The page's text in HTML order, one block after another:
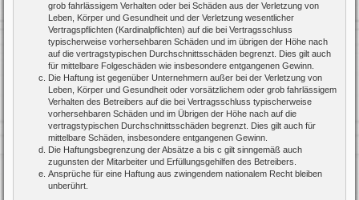
grob fahrlässigem Verhalten oder bei Schäden aus der Verletzung von
Leben, Körper und Gesundheit und der Verletzung wesentlicher
Vertragspflichten (Kardinalpflichten) auf die bei Vertragsschluss
typischerweise vorhersehbaren Schäden und im übrigen der Höhe nach
auf die vertragstypischen Durchschnittsschäden begrenzt. Dies gilt auch
für mittelbare Folgeschäden wie insbesondere entgangenen Gewinn.
Die Haftung ist gegenüber Unternehmern außer bei der Verletzung von
Leben, Körper und Gesundheit oder vorsätzlichem oder grob fahrlässigem
Verhalten des Betreibers auf die bei Vertragsschluss typischerweise
vorhersehbaren Schäden und im Übrigen der Höhe nach auf die
vertragstypischen Durchschnittsschäden begrenzt. Dies gilt auch für
mittelbare Schäden, insbesondere entgangenen Gewinn.
Die Haftungsbegrenzung der Absätze a bis c gilt sinngemäß auch
zugunsten der Mitarbeiter und Erfüllungsgehilfen des Betreibers.
Ansprüche für eine Haftung aus zwingendem nationalem Recht bleiben
unberührt.